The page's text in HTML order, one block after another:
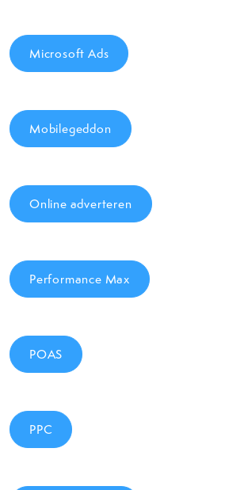
Microsoft Ads
Mobilegeddon
Online adverteren
Performance Max
POAS
PPC